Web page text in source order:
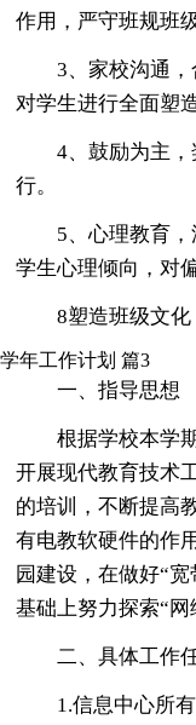
作用，严守班规班级
3、家校沟通
对学生进行全面塑造
4、鼓励为主
行。
5、心理教育
学生心理倾向，对
8塑造班级文化
学年工作计划 篇3
一、指导思想
根据学校本学
开展现代教育技术
的培训，不断提高
有电教软硬件的作
园建设，在做好“
基础上努力探索“网
二、具体工作
1.信息中心所